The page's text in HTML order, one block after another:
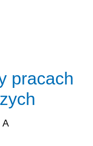
pracach
A